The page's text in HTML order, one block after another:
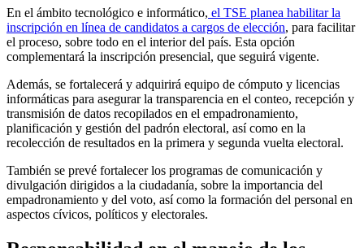
En el ámbito tecnológico e informático, el TSE planea habilitar la
inscripción en línea de candidatos a cargos de elección, para facilitar
el proceso, sobre todo en el interior del país. Esta opción
complementará la inscripción presencial, que seguirá vigente.
Además, se fortalecerá y adquirirá equipo de cómputo y licencias
informáticas para asegurar la transparencia en el conteo, recepción y
transmisión de datos recopilados en el empadronamiento,
planificación y gestión del padrón electoral, así como en la
recolección de resultados en la primera y segunda vuelta electoral.
También se prevé fortalecer los programas de comunicación y
divulgación dirigidos a la ciudadanía, sobre la importancia del
empadronamiento y del voto, así como la formación del personal en
aspectos cívicos, políticos y electorales.